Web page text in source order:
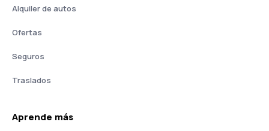
Alquiler de autos
Ofertas
Seguros
Traslados
Aprende más